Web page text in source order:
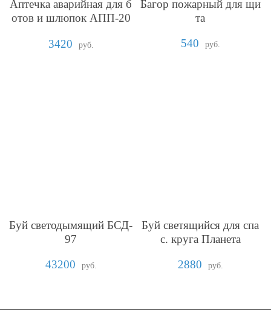
Аптечка аварийная для б
отов и шлюпок АПП-20
3420
руб.
Багор пожарный для щи
та
540
руб.
Буй светодымящий БСД-
97
43200
руб.
Буй светящийся для спа
с. круга Планета
2880
руб.